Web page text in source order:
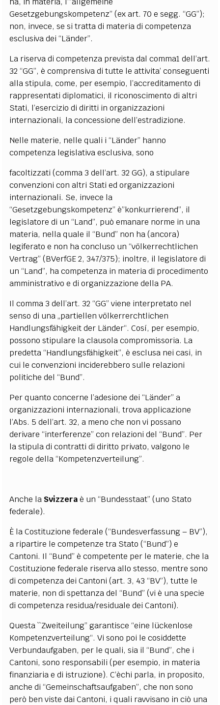
Gesetzgebungskompetenz” (ex art. 70 e segg. “GG”);
non, invece, se si tratta di materia di competenza
esclusiva dei “Länder”.
La riserva di competenza prevista dal comma1 dell’art.
32 “GG”, è comprensiva di tutte le attivita’ conseguenti
alla stipula, come, per esempio, l’accreditamento di
rappresentati diplomatici, il riconoscimento di altri
Stati, l’esercizio di diritti in organizzazioni
internazionali, la concessione dell’estradizione.
Nelle materie, nelle quali i “Länder” hanno
competenza legislativa esclusiva, sono
facoltizzati (comma 3 dell’art. 32 GG), a stipulare
convenzioni con altri Stati ed organizzazioni
internazionali. Se, invece la
“Gesetzgebungskompetenz” è”konkurrierend”, il
legislatore di un “Land”, può emanare norme in una
materia, nella quale il “Bund” non ha (ancora)
legiferato e non ha concluso un “völkerrechtlichen
Vertrag” (BVerfGE 2, 347/375); inoltre, il legislatore di
un “Land”, ha competenza in materia di procedimento
amministrativo e di organizzazione della PA.
Il comma 3 dell’art. 32 “GG” viene interpretato nel
senso di una „partiellen völkerrerchtlichen
Handlungsfähigkeit der Länder“. Cosí, per esempio,
possono stipulare la clausola compromissoria. La
predetta “Handlungsfähigkeit”, è esclusa nei casi, in
cui le convenzioni inciderebbero sulle relazioni
politiche del “Bund”.
Per quanto concerne l’adesione dei “Länder” a
organizzazioni internazionali, trova applicazione
l’Abs. 5 dell’art. 32, a meno che non vi possano
derivare “interferenze” con relazioni del “Bund”. Per
la stipula di contratti di diritto privato, valgono le
regole della “Kompetenzverteilung”.
Anche la Svizzeraè un “Bundesstaat” (uno Stato
federale).
È la Costituzione federale (“Bundesverfassung – BV”),
a ripartire le competenze tra Stato (“Bund”) e
Cantoni. Il “Bund” è competente per le materie, che la
Costituzione federale riserva allo stesso, mentre sono
di competenza dei Cantoni (art. 3, 43 “BV”), tutte le
materie, non di spettanza del “Bund” (vi è una specie
di competenza residua/residuale dei Cantoni).
Questa ``Zweiteilung” garantisce “eine lückenlose
Kompetenzverteilung“.Vi sono poi le cosiddette
Verbundaufgaben, per le quali, sia il “Bund”, che i
Cantoni, sono responsabili (per esempio, in materia
finanziaria e di istruzione). C’èchi parla, in proposito,
anche di “Gemeinschaftsaufgaben”, che non sono
però ben viste dai Cantoni, i quali ravvisano in ciò una